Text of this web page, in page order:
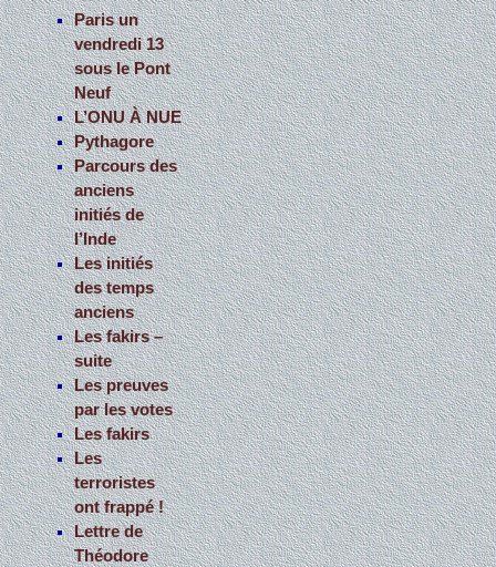
c
h
e
r
:
Paris un
vendredi 13
sous le Pont
Neuf
L’ONU À NUE
Pythagore
Parcours des
anciens
initiés de
l’Inde
Les initiés
des temps
anciens
Les fakirs –
suite
Les preuves
par les votes
Les fakirs
Les
terroristes
ont frappé !
Lettre de
Théodore